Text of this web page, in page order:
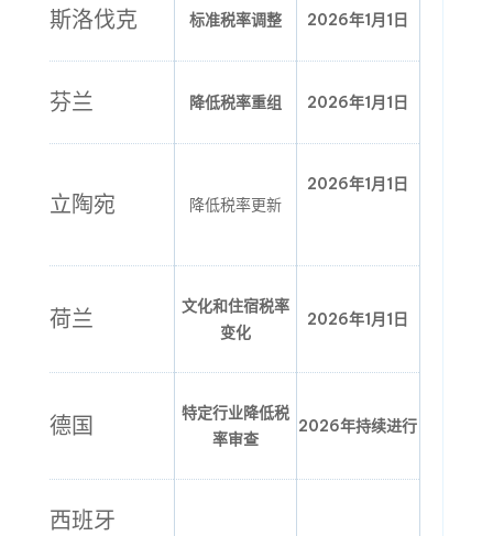
斯洛伐克 标准税率调整 2026年1月1日
芬兰 降低税率重组 2026年1月1日
立陶宛 降低税率更新
2026年1月1日
荷兰
文化和住宿税率
变化
2026年1月1日
德国
特定行业降低税
率审查
2026年持续进行
西班牙